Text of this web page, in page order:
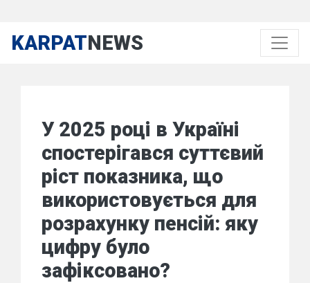
KARPATNEWS
У 2025 році в Україні
спостерігався суттєвий
ріст показника, що
використовується для
розрахунку пенсій: яку
цифру було
зафіксовано?